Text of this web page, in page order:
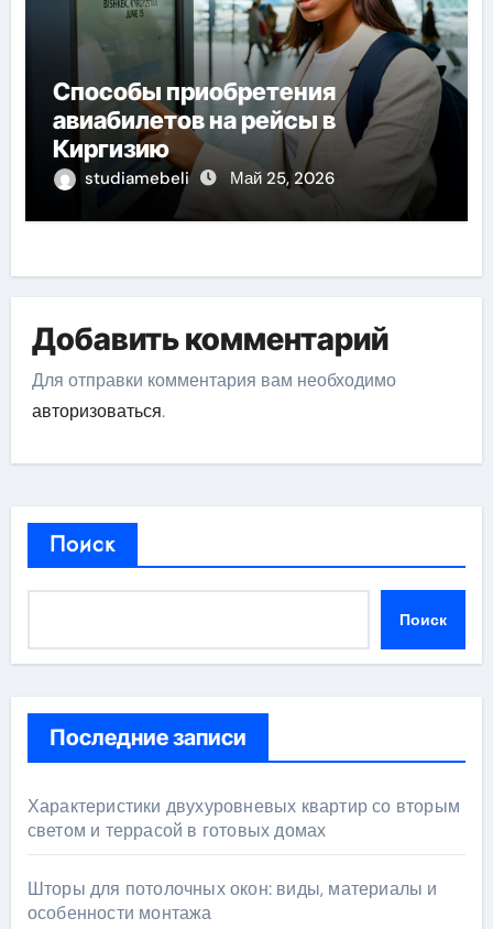
Способы приобретения
авиабилетов на рейсы в
Киргизию
studiamebeli Май 25, 2026
Добавить комментарий
Для отправки комментария вам необходимо
авторизоваться.
Поиск
Поиск
Последние записи
Характеристики двухуровневых квартир со вторым
светом и террасой в готовых домах
Шторы для потолочных окон: виды, материалы и
особенности монтажа